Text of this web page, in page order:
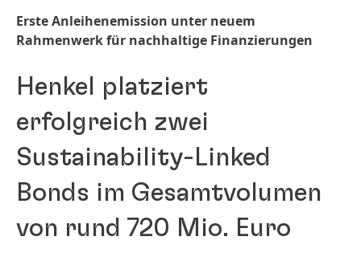
Erste Anleihenemission unter neuem
Rahmenwerk für nachhaltige Finanzierungen
Henkel platziert
erfolgreich zwei
Sustainability-Linked
Bonds im Gesamtvolumen
von rund 720 Mio. Euro